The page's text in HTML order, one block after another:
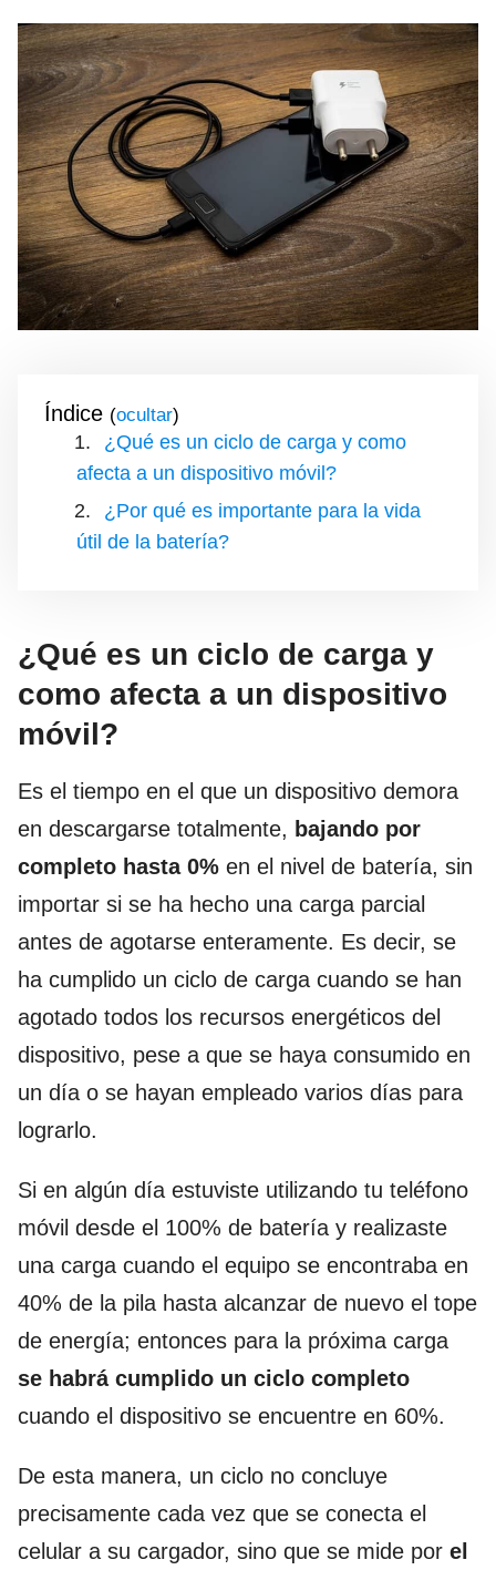
Índice ( )
¿Qué es un ciclo de carga y como
afecta a un dispositivo móvil?
¿Por qué es importante para la vida
útil de la batería?
¿Qué es un ciclo de carga y
como afecta a un dispositivo
móvil?
Es el tiempo en el que un dispositivo demora
en descargarse totalmente, bajando por
completo hasta 0% en el nivel de batería, sin
importar si se ha hecho una carga parcial
antes de agotarse enteramente. Es decir, se
ha cumplido un ciclo de carga cuando se han
agotado todos los recursos energéticos del
dispositivo, pese a que se haya consumido en
un día o se hayan empleado varios días para
lograrlo.
Si en algún día estuviste utilizando tu teléfono
móvil desde el 100% de batería y realizaste
una carga cuando el equipo se encontraba en
40% de la pila hasta alcanzar de nuevo el tope
de energía; entonces para la próxima carga
se habrá cumplido un ciclo completo
cuando el dispositivo se encuentre en 60%.
De esta manera, un ciclo no concluye
precisamente cada vez que se conecta el
celular a su cargador, sino que se mide por el